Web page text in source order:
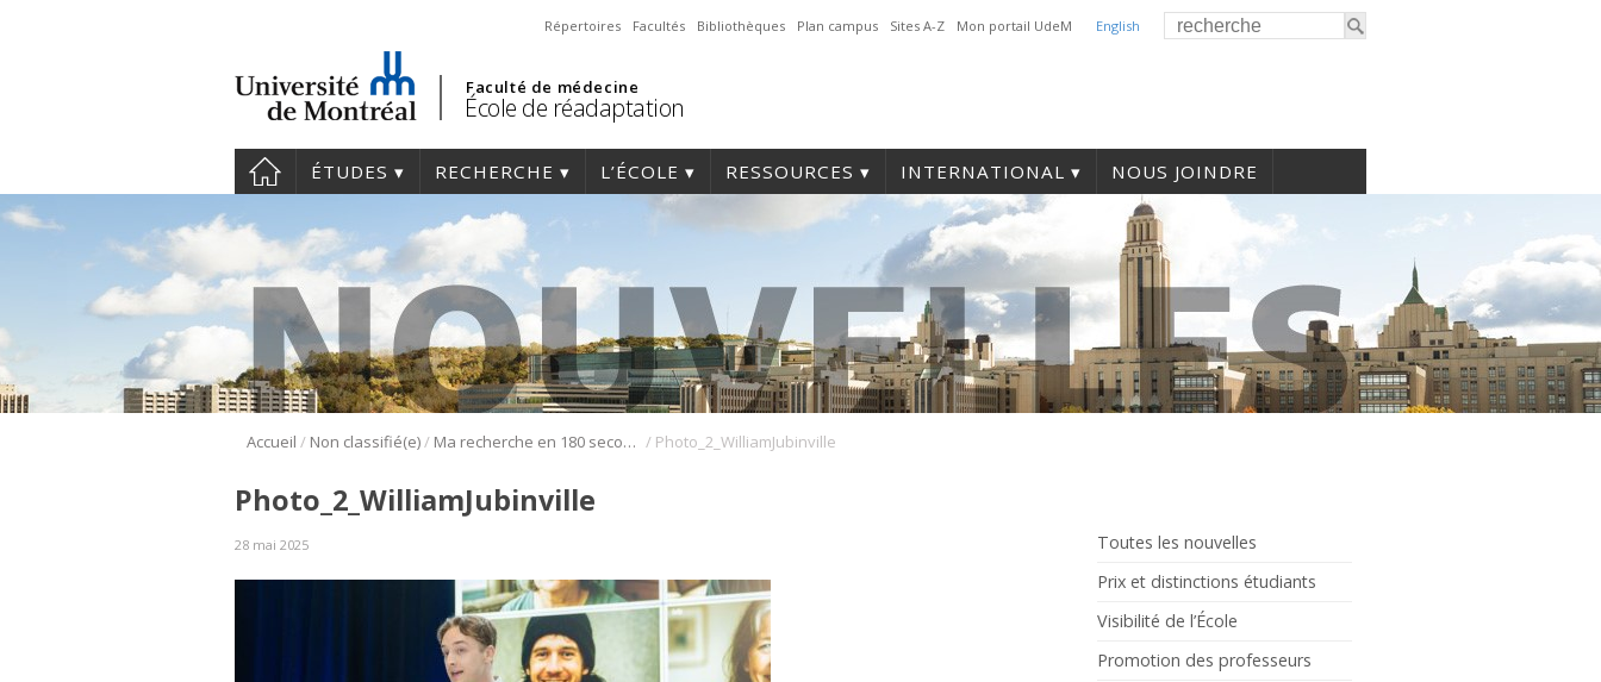
English
Répertoires Facultés Bibliothèques Plan campus Sites A-Z Mon portail UdeM
Faculté de médecine
École de réadaptation
ÉTUDES RECHERCHE L’ÉCOLE RESSOURCES INTERNATIONAL NOUS JOINDRE
Accueil / Non classifié(e)/ Ma recherche en 180 secondes : une présentation inspirante de William Jubinville / Photo_2_WilliamJubinville
Toutes les nouvelles
Prix et distinctions étudiants
Visibilité de l’École
Promotion des professeurs
Photo_2_WilliamJubinville
28 mai 2025